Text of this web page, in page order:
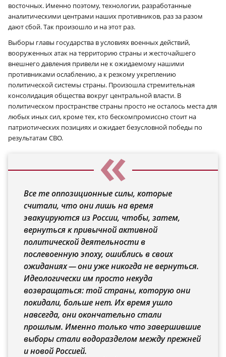
восточных. Именно поэтому, технологии, разработанные
аналитическими центрами наших противников, раз за разом
дают сбой. Так произошло и на этот раз.
Выборы главы государства в условиях военных действий,
вооруженных атак на территорию страны и жесточайшего
внешнего давления привели не к ожидаемому нашими
противниками ослаблению, а к резкому укреплению
политической системы страны. Произошла стремительная
консолидация общества вокруг центральной власти. В
политическом пространстве страны просто не осталось места для
любых иных сил, кроме тех, кто бескомпромиссно стоит на
патриотических позициях и ожидает безусловной победы по
результатам СВО.
Все те оппозиционные силы, которые
считали, что они лишь на время
эвакуируются из России, чтобы, затем,
вернуться к привычной активной
политической деятельности в
послевоенную эпоху, ошиблись в своих
ожиданиях — они уже никогда не вернуться.
Идеологически им просто некуда
возвращаться: той страны, которую они
покидали, больше нет. Их время ушло
навсегда, они окончательно стали
прошлым. Именно только что завершившие
выборы стали водоразделом между прежней
и новой Россией.